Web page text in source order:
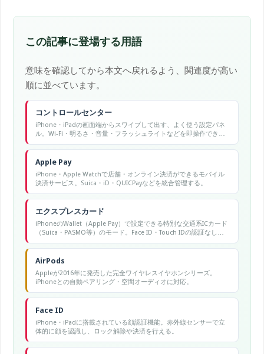
この記事に登場する用語
意味を確認してから本文へ戻れるよう、関連度が高い
順に並べています。
コントロールセンター
iPhone・iPadの画面端からスワイプして出す、よく使う設定パネ
ル。Wi-Fi・明るさ・音量・フラッシュライトなどを即操作でき
る。
Apple Pay
iPhone・Apple Watchで店舗・オンライン決済ができるモバイル
決済サービス。Suica・iD・QUICPayなどを統合管理する。
エクスプレスカード
iPhoneのWallet（Apple Pay）で設定できる特別な交通系ICカード
（Suica・PASMO等）のモード。Face ID・Touch IDの認証なし
で、iPhoneをかざすだけで改札・バス・コンビニで使えます。電
源OFFや低電力モードでも一定時間使用可能です。
AirPods
Appleが2016年に発売した完全ワイヤレスイヤホンシリーズ。
iPhoneとの自動ペアリング・空間オーディオに対応。
Face ID
iPhone・iPadに搭載されている顔認証機能。赤外線センサーで立
体的に顔を認識し、ロック解除や決済を行える。